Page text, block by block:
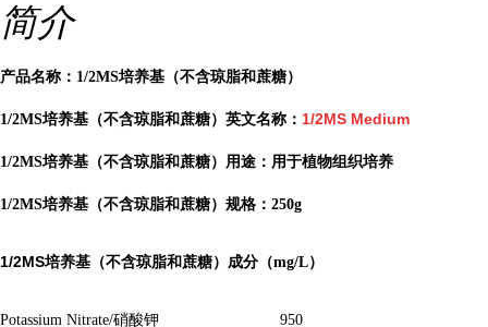
简介
产品名称：1/2MS培养基（不含琼脂和蔗糖）
1/2MS培养基（不含琼脂和蔗糖）英文名称： 1/2MS Medium
1/2MS培养基（不含琼脂和蔗糖）用途：用于植物组织培养
1/2MS培养基（不含琼脂和蔗糖）规格：250g
1/2MS培养基（不含琼脂和蔗糖） 成分（mg/L）
Potassium Nitrate/硝酸钾 950